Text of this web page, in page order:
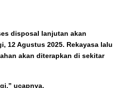
disposal lanjutan akan
12 Agustus 2025. Rekayasa lalu
akan diterapkan di sekitar
ucapnya.